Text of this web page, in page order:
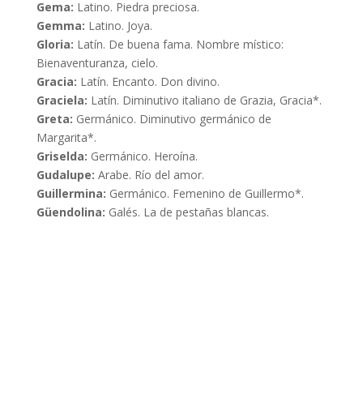
Gema: Latino. Piedra preciosa.
Gemma: Latino. Joya.
Gloria: Latín. De buena fama. Nombre místico:
Bienaventuranza, cielo.
Gracia: Latín. Encanto. Don divino.
Graciela: Latín. Diminutivo italiano de Grazia, Gracia*.
Greta: Germánico. Diminutivo germánico de
Margarita*.
Griselda: Germánico. Heroína.
Gudalupe: Arabe. Río del amor.
Guillermina: Germánico. Femenino de Guillermo*.
Güendolina: Galés. La de pestañas blancas.